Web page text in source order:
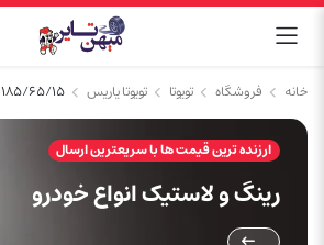
خانه فروشگاه تویوتا تویوتا یاریس ۱۸۵/۶۵/۱۵
ارزنده ترین قیمت ها با سریعترین ارسال
رینگ و لاستیک انواع خودرو